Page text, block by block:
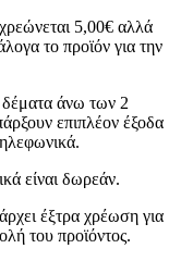
5,00€ αλλά
το προϊόν για την
άνω των 2
επιπλέον έξοδα
είναι δωρεάν.
έξτρα χρέωση για
του προϊόντος.